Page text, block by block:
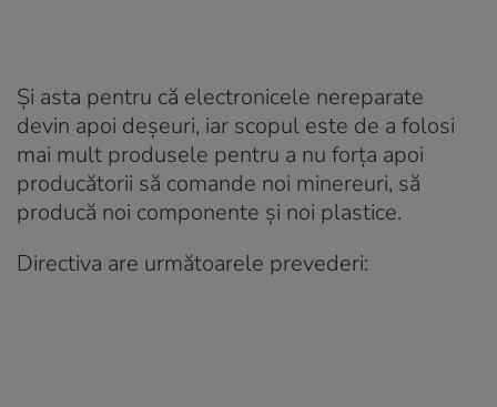
Și asta pentru că electronicele nereparate
devin apoi deșeuri, iar scopul este de a folosi
mai mult produsele pentru a nu forța apoi
producătorii să comande noi minereuri, să
producă noi componente și noi plastice.
Directiva are următoarele prevederi: